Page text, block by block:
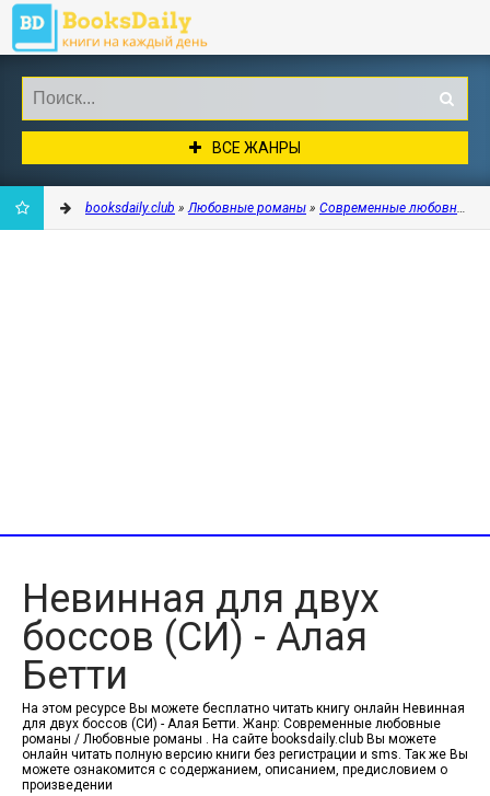
ВСЕ ЖАНРЫ
booksdaily.club »Любовные романы » Современные любовные
Невинная для двух
боссов (СИ) - Алая
Бетти
На этом ресурсе Вы можете бесплатно читать книгу онлайн Невинная
для двух боссов (СИ) - Алая Бетти. Жанр: Современные любовные
романы / Любовные романы . На сайте booksdaily.club Вы можете
онлайн читать полную версию книги без регистрации и sms. Так же Вы
можете ознакомится с содержанием, описанием, предисловием о
произведении